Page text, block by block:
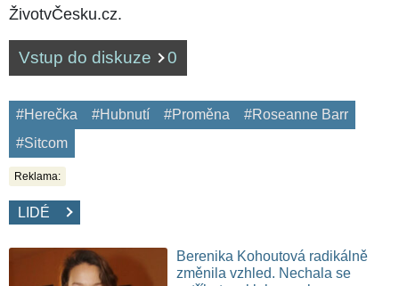
ŽivotvČesku.cz.
Vstup do diskuze 0
#Herečka #Hubnutí #Proměna
#Roseanne Barr
#Sitcom
Reklama:
LIDÉ
Berenika Kohoutová radikálně
změnila vzhled. Nechala se